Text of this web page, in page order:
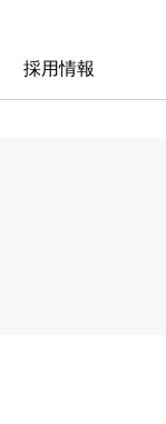
採用情報